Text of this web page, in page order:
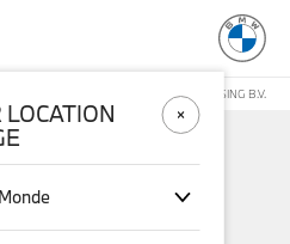
GÉRÉE PAR STICHD SPORTSMERCHANDISING B.V.
LOCATION